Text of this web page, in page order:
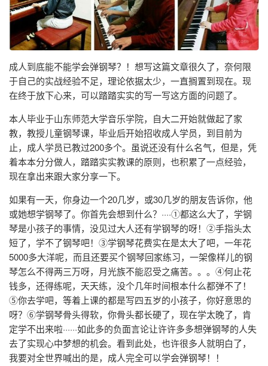
成人到底能不能学会弹钢琴？！想写这篇文章很久了，奈何限
于自己的实战经验不足，理论依据太少，一直搁置到现在。现
在终于放下心来，可以踏踏实实的写一写这方面的问题了。
本人毕业于山东师范大学音乐学院，自大二开始就做起了家
教，教授儿童钢琴课，毕业后开始招收成人学员，到目前为
止，成人学员已教过200多个。虽说还没有什么名气，但是，凭
着本本分分做人，踏踏实实教课的原则，也积累了一点经验，
现在拿出来跟大家分享一下。
如果有一天，你身边一个20几岁，或30几岁的朋友告诉你，他
或她想学钢琴了。你首先会想到什么？····①都这么大了，学钢
琴是小孩子的事情，没见过大人还有学钢琴的呀！②手指头太
短了，学不了钢琴吧！③学钢琴花费实在是太大了吧，一年花
5000多大洋呢，而且还要买个钢琴回家练习，一架像样儿的钢
琴怎么不得两三万呀，月光族不能忍受之痛苦。。。④何止花
钱多，还得练呢，天天练，没个几年时间根本什么都弹不了！
⑤你去学吧，等着上课的都是写四五岁的小孩子，你好意思的
呀？⑥学钢琴骨头得软，你骨头都长硬了，现在学太晚了，肯
定学不出来啦······如此多的负面言论让许许多多想弹钢琴的人失
去了实现心中梦想的机会。看到此处，也许很多人就明白了，
我要对全世界喊出的是，成人完全可以学会弹钢琴！！